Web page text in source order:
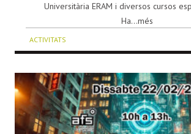
Universitària ERAM i diversos cursos
Ha...més
ACTIVITATS